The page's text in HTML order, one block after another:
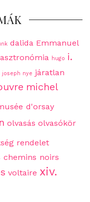
dalida Emmanuel
hugo i.
joseph nye járatlan
michel
d'orsay
olvasás olvasókör
rendelet
chemins noirs
voltaire xiv.